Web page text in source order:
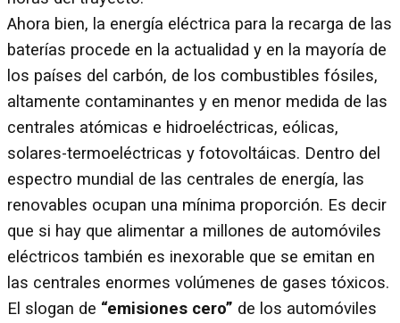
Ahora bien, la energía eléctrica para la recarga de las
baterías procede en la actualidad y en la mayoría de
los países del carbón, de los combustibles fósiles,
altamente contaminantes y en menor medida de las
centrales atómicas e hidroeléctricas, eólicas,
solares-termoeléctricas y fotovoltáicas. Dentro del
espectro mundial de las centrales de energía, las
renovables ocupan una mínima proporción. Es decir
que si hay que alimentar a millones de automóviles
eléctricos también es inexorable que se emitan en
las centrales enormes volúmenes de gases tóxicos.
El slogan de “emisiones cero” de los automóviles